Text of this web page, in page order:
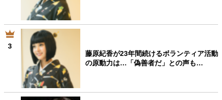
3
藤原紀香が23年間続けるボランティア活動
の原動力は…「偽善者だ」との声も…